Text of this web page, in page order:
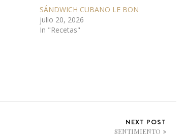
SÁNDWICH CUBANO LE BON
julio 20, 2026
In "Recetas"
NEXT POST
SENTIMIENTO